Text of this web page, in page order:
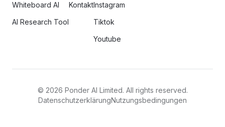
Whiteboard AI
AI Research Tool
KontaktInstagram
Tiktok
Youtube
© 2026 Ponder AI Limited. All rights reserved.
DatenschutzerklärungNutzungsbedingungen